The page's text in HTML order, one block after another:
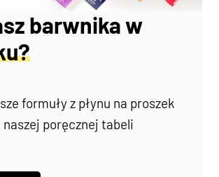
barwnika w
formuły z płynu na proszek
naszej poręcznej tabeli